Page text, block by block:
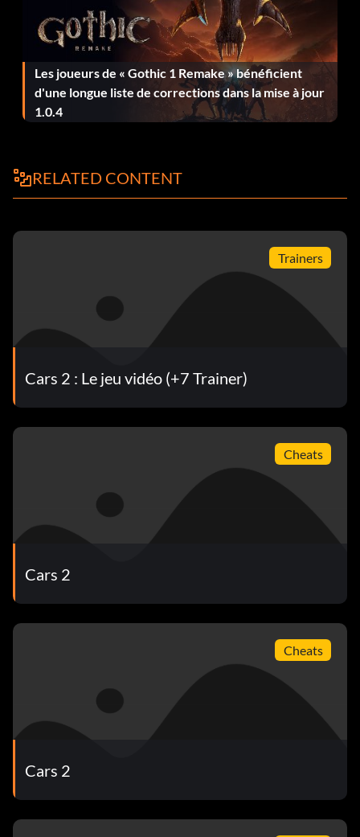
Les joueurs de « Gothic 1 Remake » bénéficient
d'une longue liste de corrections dans la mise à jour
1.0.4
RELATED CONTENT
Trainers
Cars 2 : Le jeu vidéo (+7 Trainer)
Cheats
Cars 2
Cheats
Cars 2